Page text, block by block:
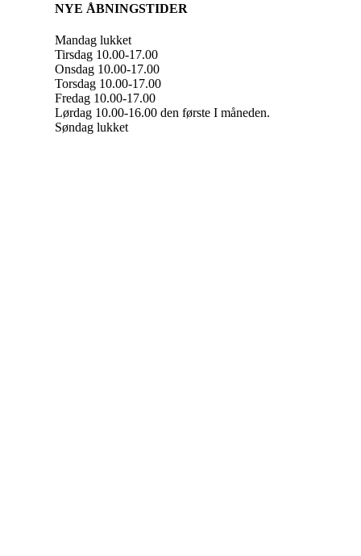
NYE ÅBNINGSTIDER
Mandag lukket
Tirsdag 10.00-17.00
Onsdag 10.00-17.00
Torsdag 10.00-17.00
Fredag 10.00-17.00
Lørdag 10.00-16.00 den første I måneden.
Søndag lukket